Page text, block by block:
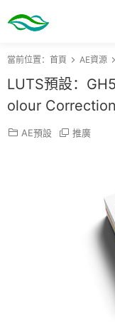
當前位置： 首頁 AE資源
LUTS預設：
olour
AE預設 推廣